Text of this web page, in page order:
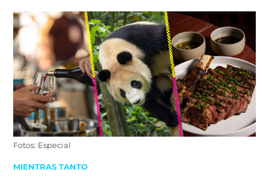
content
Fotos: Especial
POSTED
MIENTRAS TANTO